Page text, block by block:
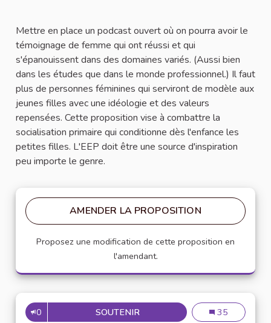
Mettre en place un podcast ouvert où on pourra avoir le
témoignage de femme qui ont réussi et qui
s'épanouissent dans des domaines variés. (Aussi bien
dans les études que dans le monde professionnel.) Il faut
plus de personnes féminines qui serviront de modèle aux
jeunes filles avec une idéologie et des valeurs
repensées. Cette proposition vise à combattre la
socialisation primaire qui conditionne dès l'enfance les
petites filles. L'EEP doit être une source d'inspiration
peu importe le genre.
AMENDER LA PROPOSITION
Proposez une modification de cette proposition en
l'amendant.
0 SOUTENIR UN PODCAST
Un podcast
35